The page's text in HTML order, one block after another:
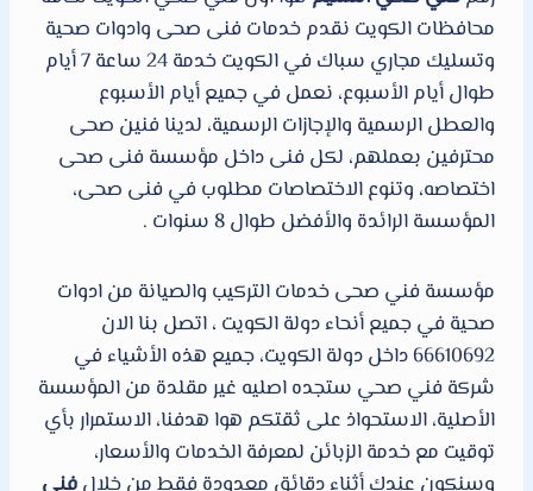
محافظات الكويت نقدم خدمات فنى صحى وادوات صحية
وتسليك مجاري سباك في الكويت خدمة 24 ساعة 7 أيام
طوال أيام الأسبوع، نعمل في جميع أيام الأسبوع
والعطل الرسمية والإجازات الرسمية، لدينا فنين صحى
محترفين بعملهم، لكل فنى داخل مؤسسة فنى صحى
اختصاصه، وتنوع الاختصاصات مطلوب في فنى صحى،
المؤسسة الرائدة والأفضل طوال 8 سنوات .
مؤسسة فني صحى خدمات التركيب والصيانة من ادوات
صحية في جميع أنحاء دولة الكويت ، اتصل بنا الان
66610692 داخل دولة الكويت، جميع هذه الأشياء في
شركة فني صحي ستجده اصليه غير مقلدة من المؤسسة
الأصلية، الاستحواذ على ثقتكم هوا هدفنا، الاستمرار بأي
توقيت مع خدمة الزبائن لمعرفة الخدمات والأسعار،